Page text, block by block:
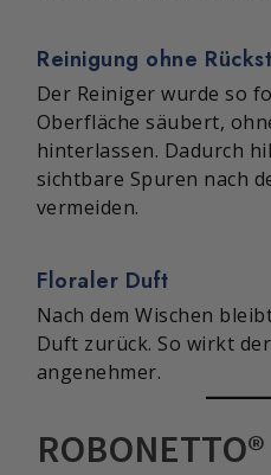
Reinigung ohne
Der Reiniger wurde so
Oberfläche säubert,
hinterlassen. Dadurch
sichtbare Spuren nach
vermeiden.
Floraler Duft
Nach dem Wischen
Duft zurück. So wirkt
angenehmer.